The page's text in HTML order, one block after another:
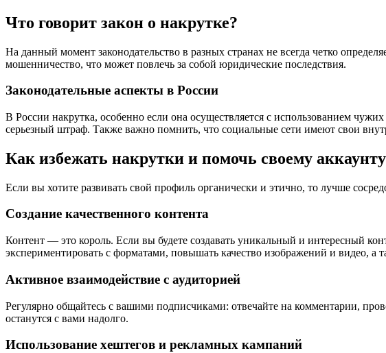
Что говорит закон о накрутке?
На данный момент законодательство в разных странах не всегда четко
мошенничество, что может повлечь за собой юридические последствия.
Законодательные аспекты в России
В России накрутка, особенно если она осуществляется с использованием
серьезный штраф. Также важно помнить, что социальные сети имеют свои
Как избежать накрутки и помочь своему
Если вы хотите развивать свой профиль органически и этично, то лучше
Создание качественного контента
Контент — это король. Если вы будете создавать уникальный и интересный
экспериментировать с форматами, повышать качество изображений и видео, а
Активное взаимодействие с аудиторией
Регулярно общайтесь с вашими подписчиками: отвечайте на комментарии,
останутся с вами надолго.
Использование хештегов и рекламных кампаний